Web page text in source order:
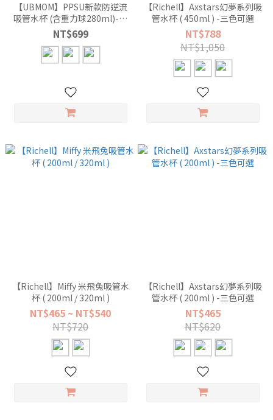
【UBMOM】PPSU新款防逆流
吸管水杯 (含重力球280ml)-多
款可選
NT$699
【Richell】Axstars幻夢系列吸
管水杯 ( 450ml ) -三色可選
NT$788
NT$1,050
【Richell】Miffy 米飛兔吸管水
杯 ( 200ml / 320ml )
NT$465 ~ NT$540
NT$720
【Richell】Axstars幻夢系列吸
管水杯 ( 200ml ) -三色可選
NT$465
NT$620